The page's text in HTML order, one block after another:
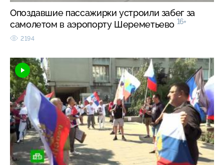
Опоздавшие пассажирки устроили забег за
самолетом в аэропорту Шереметьево 16+
2194